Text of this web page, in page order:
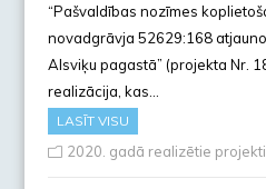
“Pašvaldības nozīmes
novadgrāvja 52629:168
Alsviķu pagastā” (projekta Nr.
realizācija, kas…
LASĪT VISU
2020. gadā realizētie projekti